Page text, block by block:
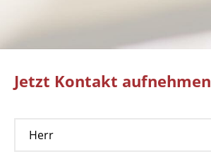
Jetzt Kontakt aufnehmen